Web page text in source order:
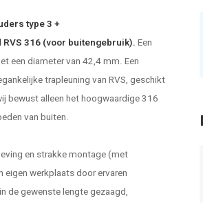
type 3 +
316 (voor buitengebruik). Een
een diameter van 42,4 mm. Een
trapleuning van RVS, geschikt
bewust alleen het hoogwaardige 316
van buiten.
en strakke montage (met
werkplaats door ervaren
de gewenste lengte gezaagd,